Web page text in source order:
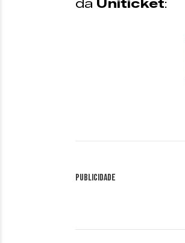
da Uniticket:
Publicidade